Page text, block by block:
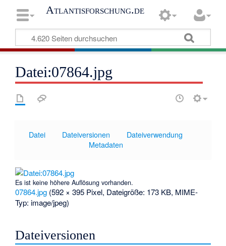
Atlantisforschung.de
Datei:07864.jpg
Datei Dateiversionen
Dateiverwendung
Metadaten
Es ist keine höhere Auflösung vorhanden.
07864.jpg (592 × 395 Pixel, Dateigröße: 173 KB, MIME-
Typ: image/jpeg)
Dateiversionen